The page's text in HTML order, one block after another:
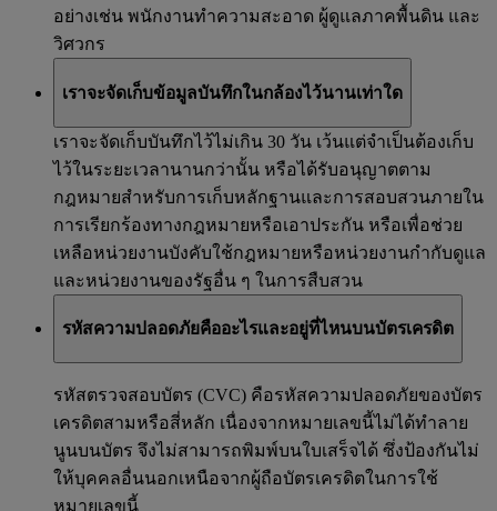
อย่างเช่น พนักงานทำความสะอาด ผู้ดูแลภาคพื้นดิน และ
วิศวกร
เราจะจัดเก็บข้อมูลบันทึกในกล้องไว้นานเท่าใด
เราจะจัดเก็บบันทึกไว้ไม่เกิน 30 วัน เว้นแต่จำเป็นต้องเก็บ
ไว้ในระยะเวลานานกว่านั้น หรือได้รับอนุญาตตาม
กฎหมายสำหรับการเก็บหลักฐานและการสอบสวนภายใน
การเรียกร้องทางกฎหมายหรือเอาประกัน หรือเพื่อช่วย
เหลือหน่วยงานบังคับใช้กฎหมายหรือหน่วยงานกำกับดูแล
และหน่วยงานของรัฐอื่น ๆ ในการสืบสวน
รหัสความปลอดภัยคืออะไรและอยู่ที่ไหนบนบัตรเครดิต
รหัสตรวจสอบบัตร (CVC) คือรหัสความปลอดภัยของบัตร
เครดิตสามหรือสี่หลัก เนื่องจากหมายเลขนี้ไม่ได้ทำลาย
นูนบนบัตร จึงไม่สามารถพิมพ์บนใบเสร็จได้ ซึ่งป้องกันไม่
ให้บุคคลอื่นนอกเหนือจากผู้ถือบัตรเครดิตในการใช้
หมายเลขนี้